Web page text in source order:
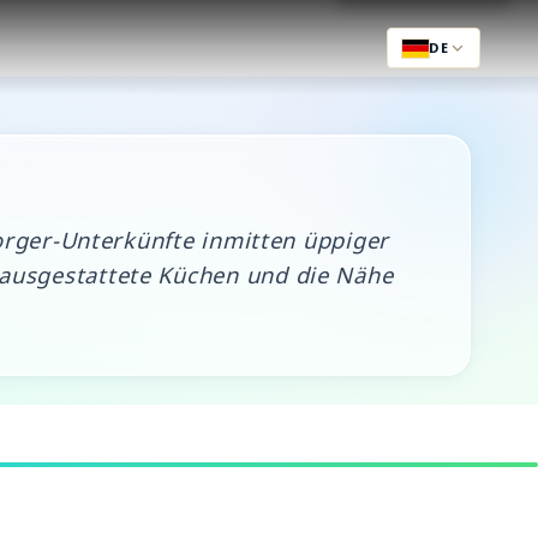
DE
Unterkünfte inmitten üppiger
Küchen und die Nähe